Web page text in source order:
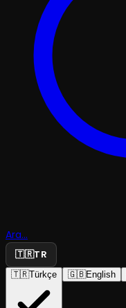
Ara...
🇹🇷TR
🇹🇷Türkçe 🇬🇧English